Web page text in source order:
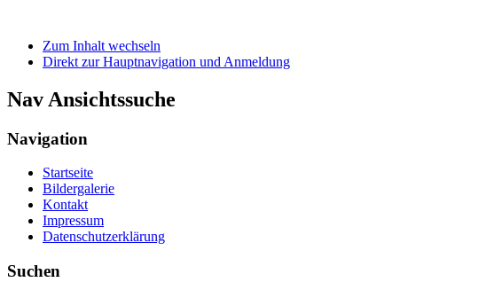
Zum Inhalt wechseln
Direkt zur Hauptnavigation und Anmeldung
Nav Ansichtssuche
Navigation
Startseite
Bildergalerie
Kontakt
Impressum
Datenschutzerklärung
Suchen